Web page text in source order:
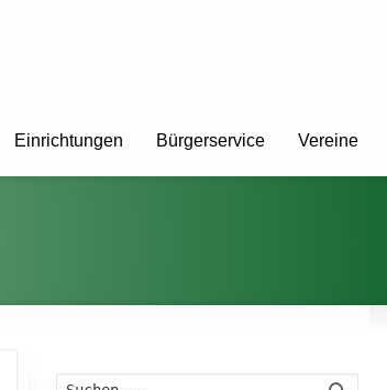
Einrichtungen Bürgerservice Vereine